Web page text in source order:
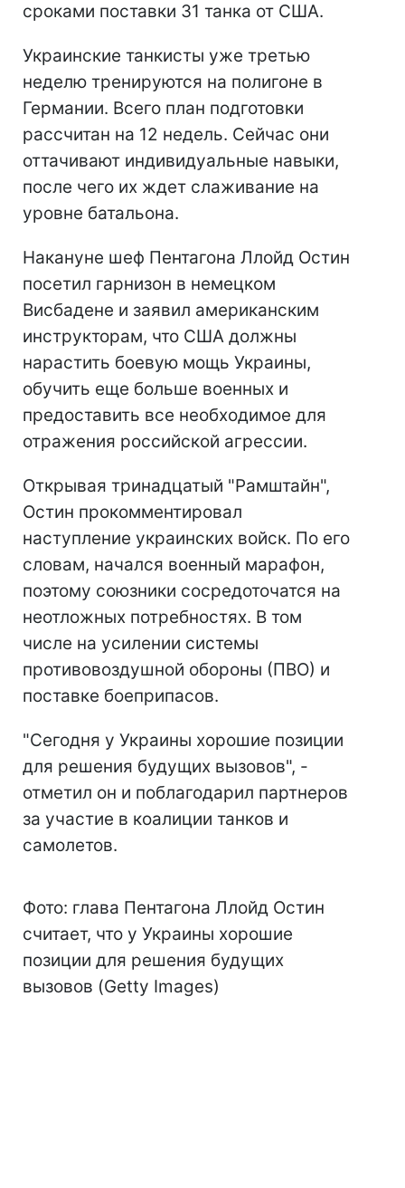
сроками поставки 31 танка от США.
Украинские танкисты уже третью
неделю тренируются на полигоне в
Германии. Всего план подготовки
рассчитан на 12 недель. Сейчас они
оттачивают индивидуальные навыки,
после чего их ждет слаживание на
уровне батальона.
Накануне шеф Пентагона Ллойд Остин
посетил гарнизон в немецком
Висбадене и заявил американским
инструкторам, что США должны
нарастить боевую мощь Украины,
обучить еще больше военных и
предоставить все необходимое для
отражения российской агрессии.
Открывая тринадцатый "Рамштайн",
Остин прокомментировал
наступление украинских войск. По его
словам, начался военный марафон,
поэтому союзники сосредоточатся на
неотложных потребностях. В том
числе на усилении системы
противовоздушной обороны (ПВО) и
поставке боеприпасов.
"Сегодня у Украины хорошие позиции
для решения будущих вызовов", -
отметил он и поблагодарил партнеров
за участие в коалиции танков и
самолетов.
Фото: глава Пентагона Ллойд Остин
считает, что у Украины хорошие
позиции для решения будущих
вызовов (Getty Images)